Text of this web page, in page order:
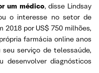
um médico, disse Lindsay
o interesse no setor de
2018 por US$ 750 milhões,
farmácia online anos
serviço de telessaúde,
desenvolver diagnósticos